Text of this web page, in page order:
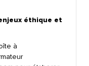
éthique et
à